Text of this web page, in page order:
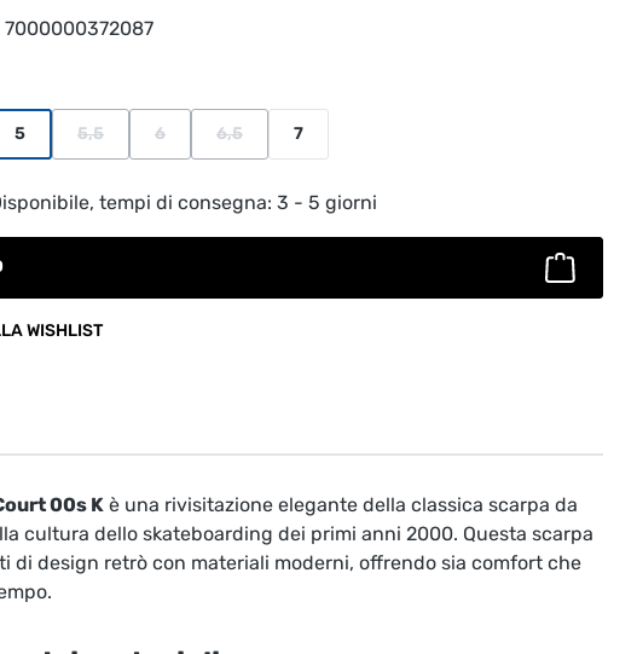
7000000372087
è al momento disponibile.)
5 5,5
(Questa opzione non è al momento disponibile.)
6
(Questa opzione non è al momento disponibile.)
6,5
(Questa opzione non è al momento disponibile.)
7
prodotto: inserisci la quantità desiderata o
tempi di consegna: 3 - 5 giorni
WISHLIST
00s K è una rivisitazione elegante della classica scarpa da
cultura dello skateboarding dei primi anni 2000. Questa scarpa
di design retrò con materiali moderni, offrendo sia comfort che